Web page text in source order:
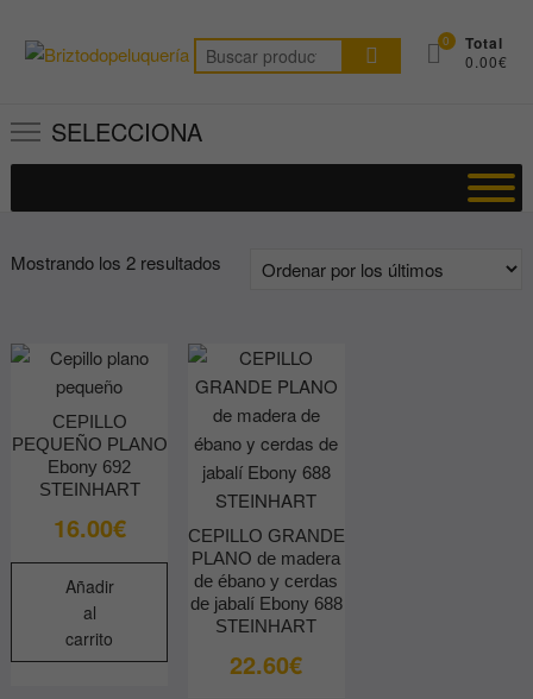
contenido
Buscar
por:
0 Total
0.00€
SELECCIONA
Mostrando los 2 resultadosOrdenado
últimos
CEPILLO
PEQUEÑO PLANO
Ebony 692
STEINHART
16.00€
Añadir
al
carrito
CEPILLO GRANDE
PLANO de madera
de ébano y cerdas
de jabalí Ebony 688
STEINHART
22.60€